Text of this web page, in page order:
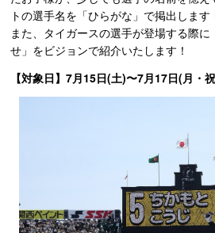
トの選手名を「ひらがな」で掲出します
また、タイガースの選手が登場する際
せ」をビジョンで紹介いたします！
【対象日】7月15日(土)〜7月17日(月・